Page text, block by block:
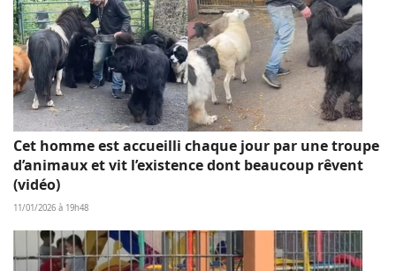
Cet homme est accueilli chaque jour par une troupe
d’animaux et vit l’existence dont beaucoup rêvent
(vidéo)
11/01/2026 à 19h48